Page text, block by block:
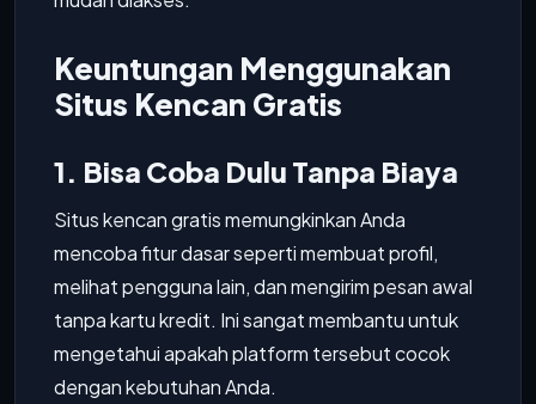
Keuntungan Menggunakan
Situs Kencan Gratis
1. Bisa Coba Dulu Tanpa Biaya
Situs kencan gratis memungkinkan Anda
mencoba fitur dasar seperti membuat profil,
melihat pengguna lain, dan mengirim pesan awal
tanpa kartu kredit. Ini sangat membantu untuk
mengetahui apakah platform tersebut cocok
dengan kebutuhan Anda.